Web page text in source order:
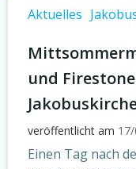
Aktuelles
und
veröffentlicht am
Einen Tag nach